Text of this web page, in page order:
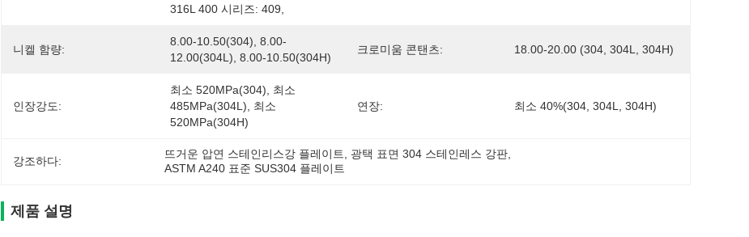
316L 400 시리즈: 409,
니켈 함량:
8.00-10.50(304), 8.00-
12.00(304L), 8.00-10.50(304H)
크로미움 콘탠츠: 18.00-20.00 (304, 304L, 304H)
인장강도:
최소 520MPa(304), 최소
485MPa(304L), 최소
520MPa(304H)
연장: 최소 40%(304, 304L, 304H)
강조하다:
뜨거운 압연 스테인리스강 플레이트 광택 표면 304 스테인레스 강판
ASTM A240 표준 SUS304 플레이트
제품 설명